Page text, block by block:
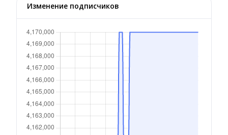
Изменение подписчиков